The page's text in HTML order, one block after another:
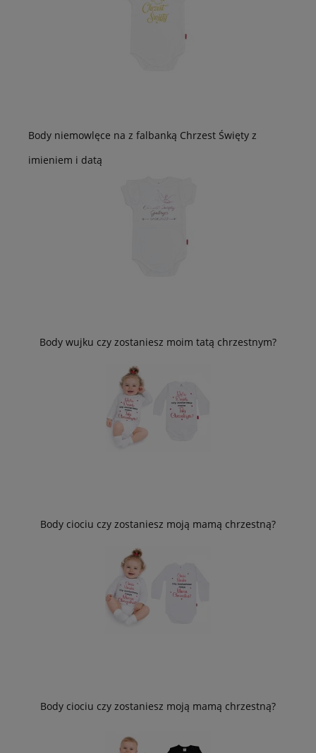
Body niemowlęce na z falbanką Chrzest Święty z
imieniem i datą
Body wujku czy zostaniesz moim tatą chrzestnym?
Body ciociu czy zostaniesz moją mamą chrzestną?
Body ciociu czy zostaniesz moją mamą chrzestną?